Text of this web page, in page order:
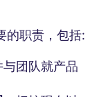
的职责，包括:
与团队就产品